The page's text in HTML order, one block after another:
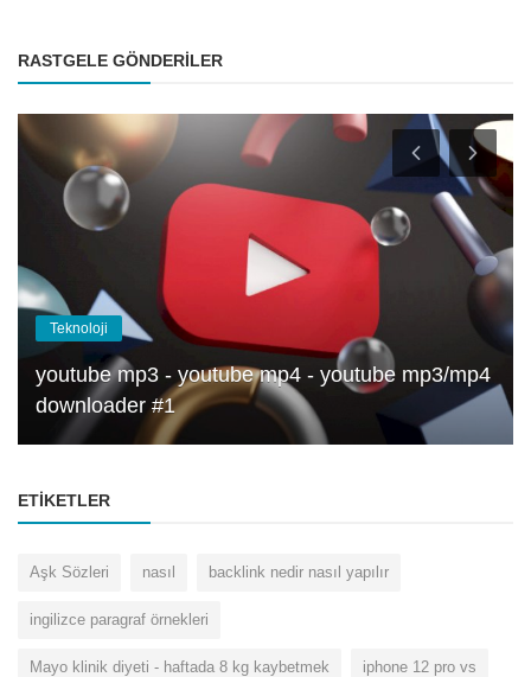
RASTGELE GÖNDERILER
Teknoloji
youtube mp3 - youtube mp4 - youtube mp3/mp4
downloader #1
ETIKETLER
Aşk Sözleri nasıl backlink nedir nasıl yapılır
ingilizce paragraf örnekleri
Mayo klinik diyeti - haftada 8 kg kaybetmek iphone 12 pro vs